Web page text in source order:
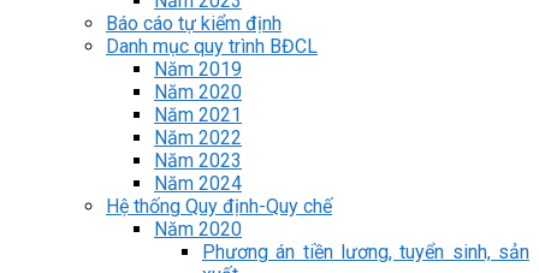
Báo cáo tự kiểm định
Danh mục quy trình BĐCL
Năm 2019
Năm 2020
Năm 2021
Năm 2022
Năm 2023
Năm 2024
Hệ thống Quy định-Quy chế
Năm 2020
Phương án tiền lương, tuyển sinh, sản